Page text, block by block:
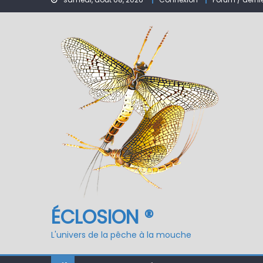
Nymphe pour NAV –
ÉCLOSION ®
L'univers de la pêche à la mouche